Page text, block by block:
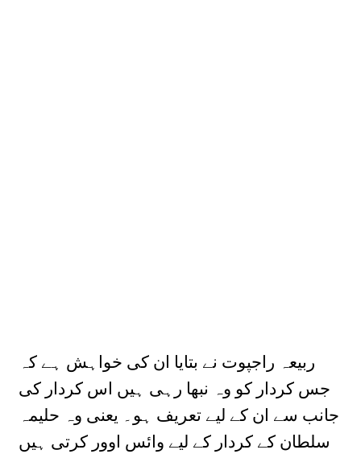
ربیعہ راجپوت نے بتایا ان کی خواہش ہے کہ
جس کردار کو وہ نبھا رہی ہیں اس کردار کی
جانب سے ان کے لیے تعریف ہو۔ یعنی وہ حلیمہ
سلطان کے کردار کے لیے وائس اوور کرتی ہیں